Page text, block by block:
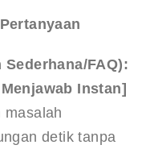
Sederhana/FAQ):
Instan]
masalah
detik tanpa